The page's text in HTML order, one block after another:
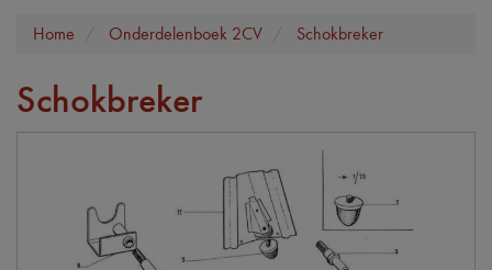
Home Onderdelenboek 2CV Schokbreker
Schokbreker